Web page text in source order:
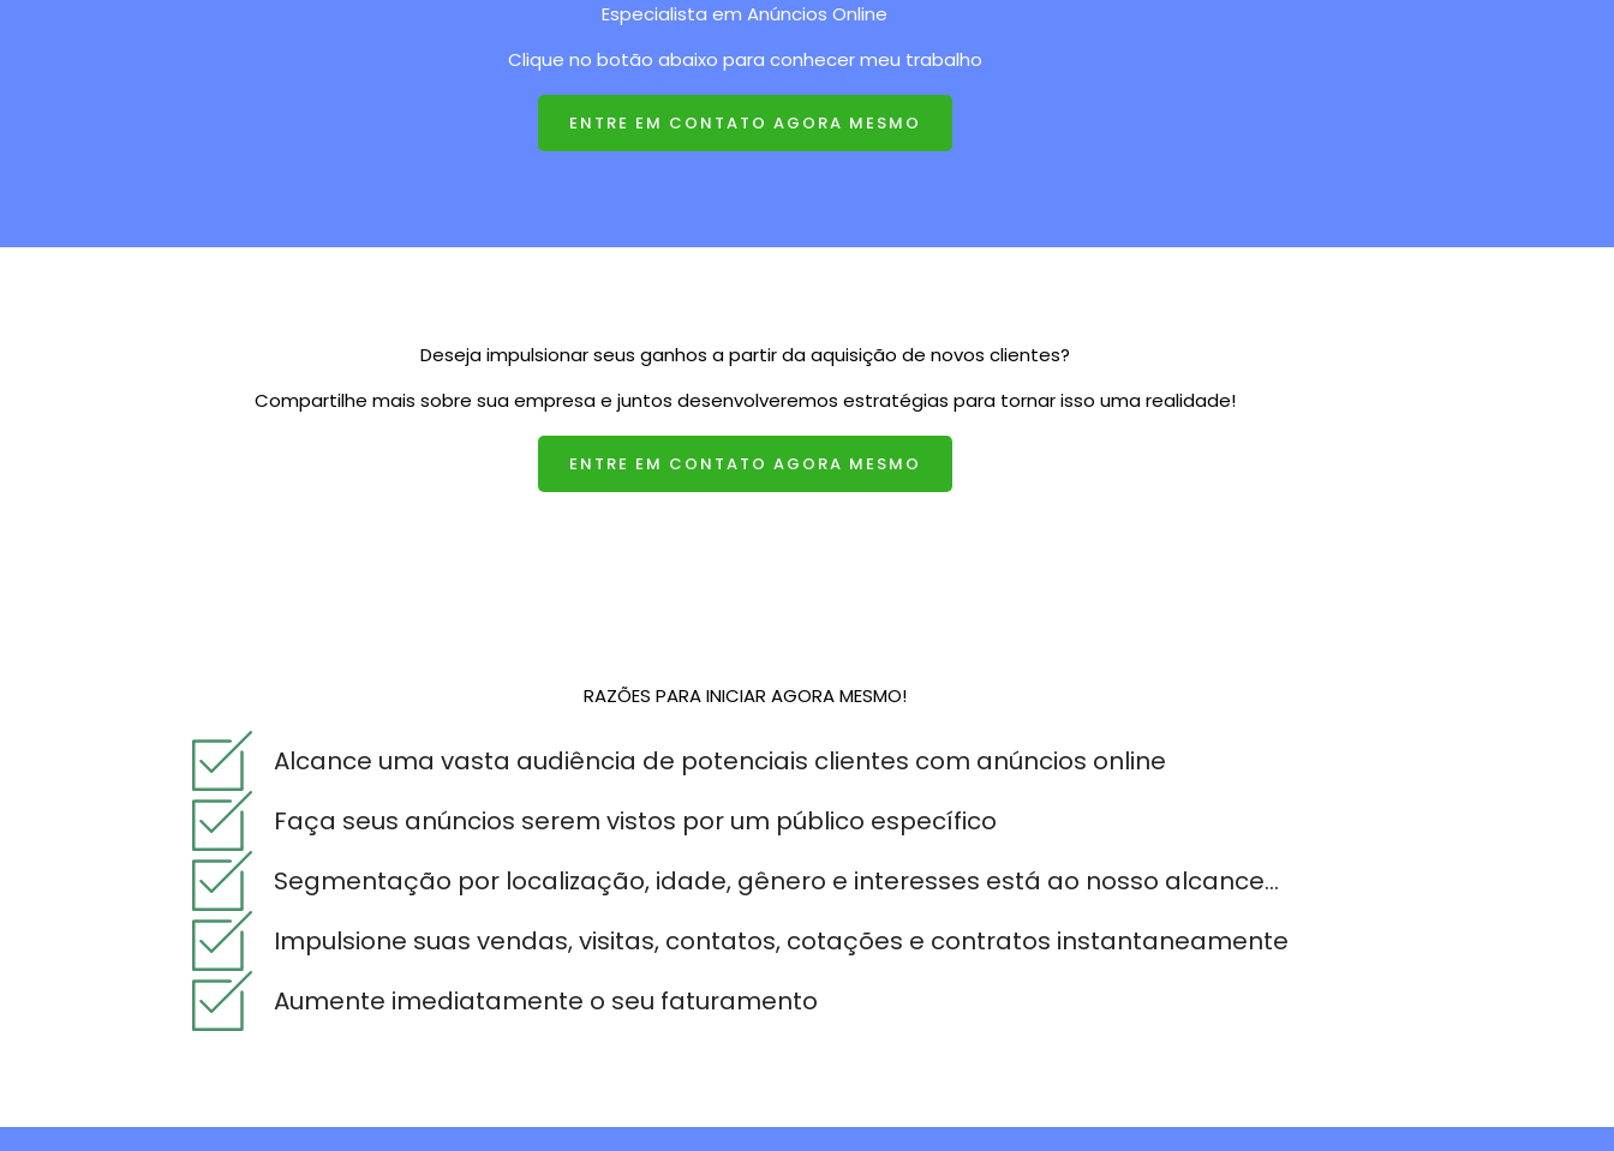
Especialista em Anúncios Online
Clique no botão abaixo para conhecer meu trabalho
ENTRE EM CONTATO AGORA MESMO
Deseja impulsionar seus ganhos a partir da aquisição de novos clientes?
Compartilhe mais sobre sua empresa e juntos desenvolveremos estratégias para tornar isso uma realidade!
ENTRE EM CONTATO AGORA MESMO
RAZÕES PARA INICIAR AGORA MESMO!
Alcance uma vasta audiência de potenciais clientes com anúncios online
Faça seus anúncios serem vistos por um público específico
Segmentação por localização, idade, gênero e interesses está ao nosso alcance...
Impulsione suas vendas, visitas, contatos, cotações e contratos instantaneamente
Aumente imediatamente o seu faturamento